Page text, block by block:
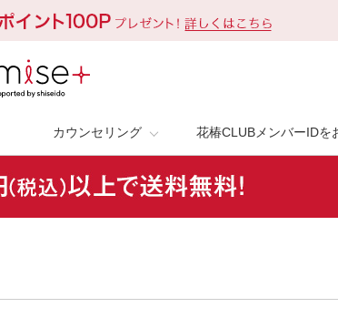
カウンセリング 花椿CLUBメンバーIDを